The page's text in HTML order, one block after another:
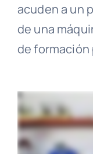
acuden a un
de una
de formación